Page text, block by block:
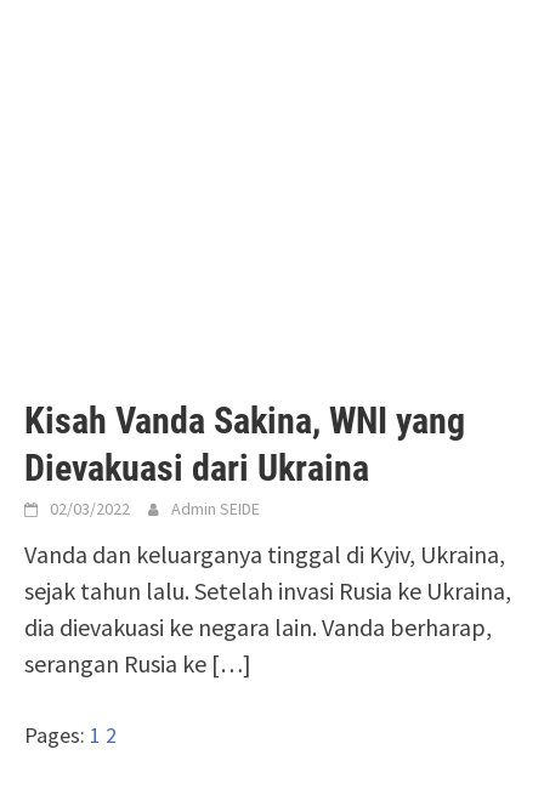
Kisah Vanda Sakina, WNI yang
Dievakuasi dari Ukraina
02/03/2022 Admin SEIDE
Vanda dan keluarganya tinggal di Kyiv, Ukraina,
sejak tahun lalu. Setelah invasi Rusia ke Ukraina,
dia dievakuasi ke negara lain. Vanda berharap,
serangan Rusia ke […]
Pages: 1 2